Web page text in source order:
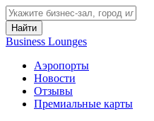
Найти
Business Lounges
Аэропорты
Новости
Отзывы
Премиальные карты